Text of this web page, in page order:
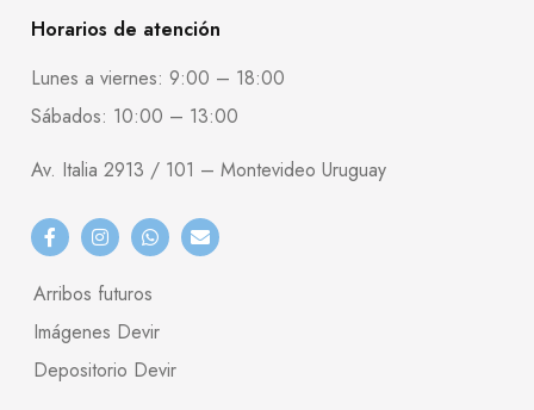
Horarios de atención
Lunes a viernes: 9:00 – 18:00
Sábados: 10:00 – 13:00
Av. Italia 2913 / 101 – Montevideo Uruguay
Arribos futuros
Imágenes Devir
Depositorio Devir